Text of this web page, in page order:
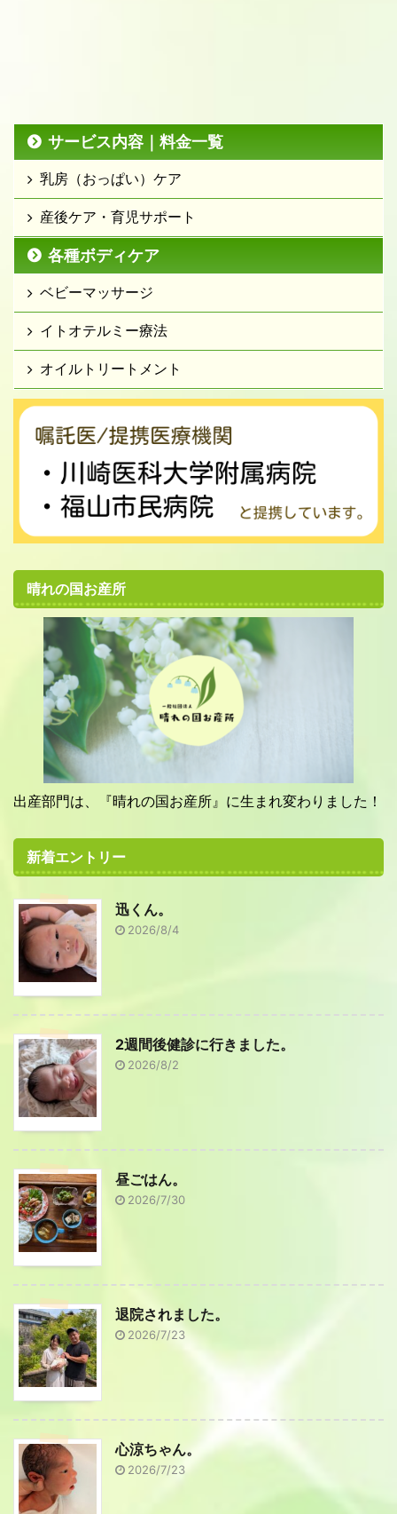
サービス内容｜料金一覧
乳房（おっぱい）ケア
産後ケア・育児サポート
各種ボディケア
ベビーマッサージ
イトオテルミー療法
オイルトリートメント
晴れの国お産所
出産部門は、『晴れの国お産所』に生まれ変わりました！
新着エントリー
迅くん。
2026/8/4
2週間後健診に行きました。
2026/8/2
昼ごはん。
2026/7/30
退院されました。
2026/7/23
心涼ちゃん。
2026/7/23